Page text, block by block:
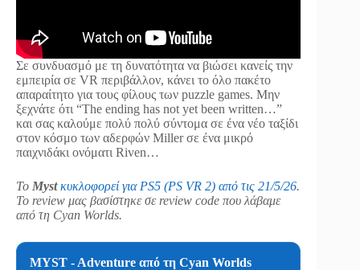
Σε συνδυασμό με τη δυνατότητα να βιώσει κανείς την
εμπειρία σε VR περιβάλλον, κάνει το όλο πακέτο
απαραίτητο για τους φίλους των puzzle games. Μην
ξεχνάτε ότι “The ending has not yet been written…”
και σας καλούμε πολύ πολύ σύντομα σε ένα νέο ταξίδι
στον κόσμο των αδερφών Miller σε ένα μικρό
παιχνιδάκι ονόματι Riven…
Το Mystκυκλοφορεί για PS5 (PS VR 2) από τις 21/5/26.
Το review μας βασίστηκε σε review code που λάβαμε
από τη Cyan Worlds.
MYST - Adventure από τη Cyan Worlds